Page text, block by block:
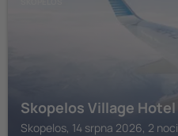
Skopelos Village Hotel
Skopelos, 14 srpna 2026, 2 noci